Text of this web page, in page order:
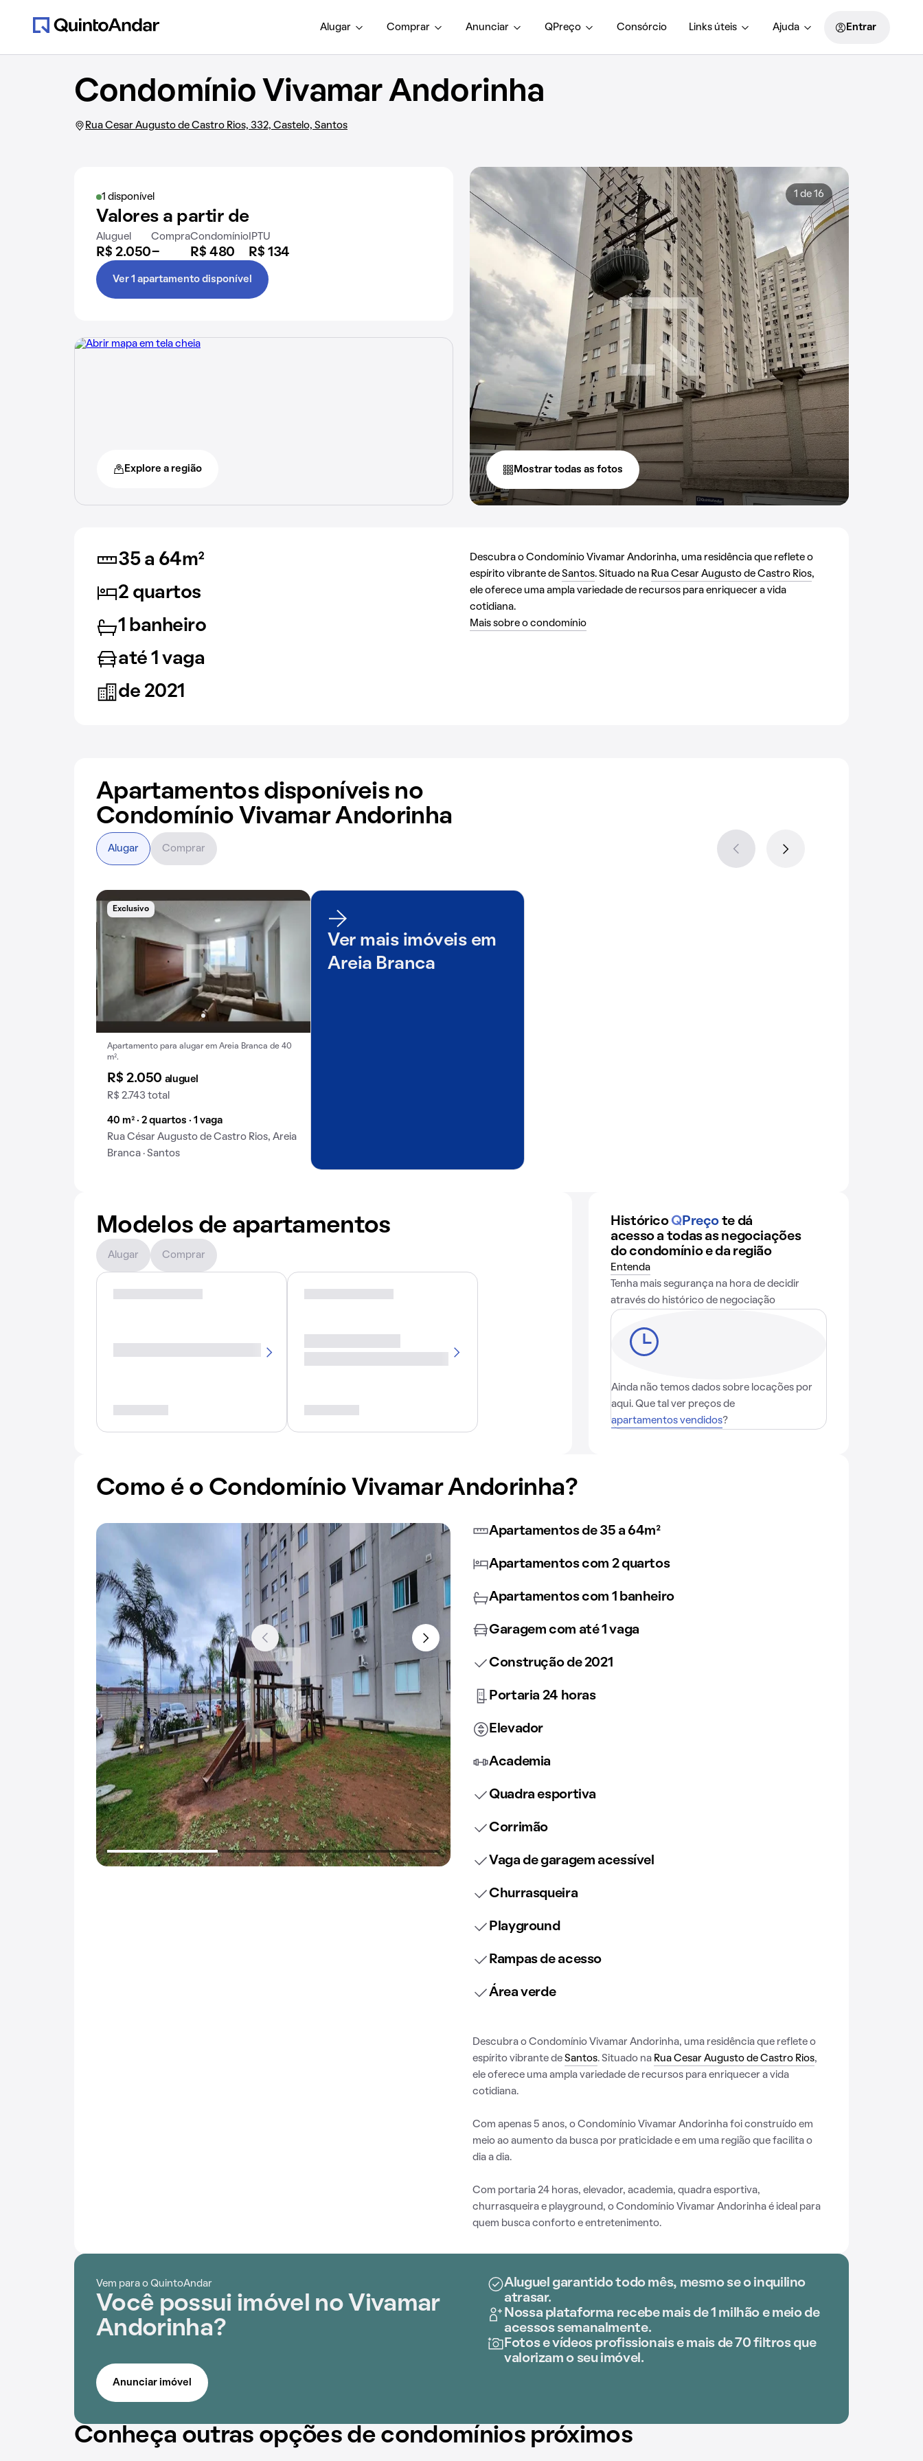
Alugar Comprar Anunciar QPreço Consórcio Links úteis Ajuda Entrar
Condomínio Vivamar Andorinha
Rua Cesar Augusto de Castro Rios, 332, Castelo, Santos
1 disponível
Valores a partir de
Aluguel
R$ 2.050
Compra
-
Condomínio
R$ 480
IPTU
R$ 134
Ver 1 apartamento disponível
Explore a região
1 de 16
Mostrar todas as fotos
35 a 64m²
2 quartos
1 banheiro
até 1 vaga
de 2021
Descubra o Condomínio Vivamar Andorinha, uma residência que reflete o
espírito vibrante de Santos. Situado na Rua Cesar Augusto de Castro Rios,
ele oferece uma ampla variedade de recursos para enriquecer a vida
cotidiana.
Mais sobre o condomínio
Apartamentos disponíveis no
Condomínio Vivamar Andorinha
Exclusivo
Apartamento para alugar em Areia Branca de 40
m².
R$ 2.050 aluguel
R$ 2.743 total
40 m² · 2 quartos · 1 vaga
Rua César Augusto de Castro Rios, Areia
Branca · Santos
Ver mais imóveis em
Areia Branca
Alugar Comprar
Modelos de apartamentos
Alugar Comprar
Histórico QPreço te dá
acesso a todas as negociações
do condomínio e da região
Entenda
Tenha mais segurança na hora de decidir
através do histórico de negociação
Ainda não temos dados sobre locações por
aqui. Que tal ver preços de
apartamentos vendidos?
Como é o Condomínio Vivamar Andorinha?
Apartamentos de 35 a 64m²
Apartamentos com 2 quartos
Apartamentos com 1 banheiro
Garagem com até 1 vaga
Construção de 2021
Portaria 24 horas
Elevador
Academia
Quadra esportiva
Corrimão
Vaga de garagem acessível
Churrasqueira
Playground
Rampas de acesso
Área verde
Descubra o Condomínio Vivamar Andorinha, uma residência que reflete o
espírito vibrante de Santos. Situado na Rua Cesar Augusto de Castro Rios,
ele oferece uma ampla variedade de recursos para enriquecer a vida
cotidiana.
Com apenas 5 anos, o Condomínio Vivamar Andorinha foi construído em
meio ao aumento da busca por praticidade e em uma região que facilita o
dia a dia.
Com portaria 24 horas, elevador, academia, quadra esportiva,
churrasqueira e playground, o Condomínio Vivamar Andorinha é ideal para
quem busca conforto e entretenimento.
Vem para o QuintoAndar
Você possui imóvel no Vivamar
Andorinha?
Aluguel garantido todo mês, mesmo se o inquilino
atrasar.
Nossa plataforma recebe mais de 1 milhão e meio de
acessos semanalmente.
Fotos e vídeos profissionais e mais de 70 filtros que
valorizam o seu imóvel.
Anunciar imóvel
Conheça outras opções de condomínios próximos